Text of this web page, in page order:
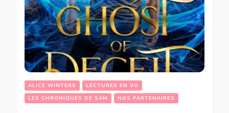
ALICE WINTERS
LECTURES EN VO
LES CHRONIQUES DE SAM
NOS PARTENAIRES